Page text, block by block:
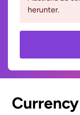
herunter.